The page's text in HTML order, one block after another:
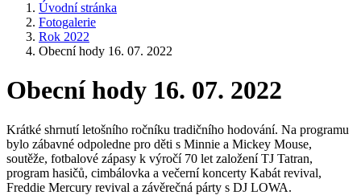
Úvodní stránka
Fotogalerie
Rok 2022
Obecní hody 16. 07. 2022
Obecní hody 16. 07. 2022
Krátké shrnutí letošního ročníku tradičního hodování. Na programu
bylo zábavné odpoledne pro děti s Minnie a Mickey Mouse,
soutěže, fotbalové zápasy k výročí 70 let založení TJ Tatran,
program hasičů, cimbálovka a večerní koncerty Kabát revival,
Freddie Mercury revival a závěrečná párty s DJ LOWA.